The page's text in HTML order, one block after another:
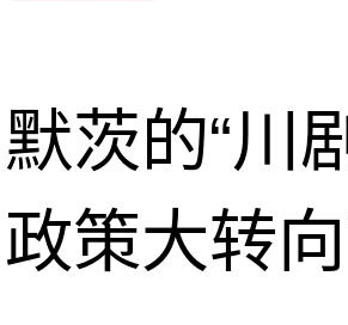
默茨的“川
政策大转向